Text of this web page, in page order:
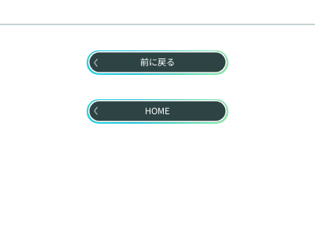
前に戻る
HOME